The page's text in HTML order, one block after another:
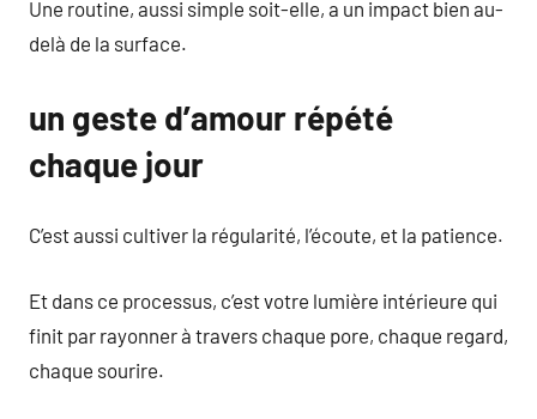
Une routine, aussi simple soit-elle, a un impact bien au-
delà de la surface.
un geste d’amour répété
chaque jour
C’est aussi cultiver la régularité, l’écoute, et la patience.
Et dans ce processus, c’est votre lumière intérieure qui
finit par rayonner à travers chaque pore, chaque regard,
chaque sourire.